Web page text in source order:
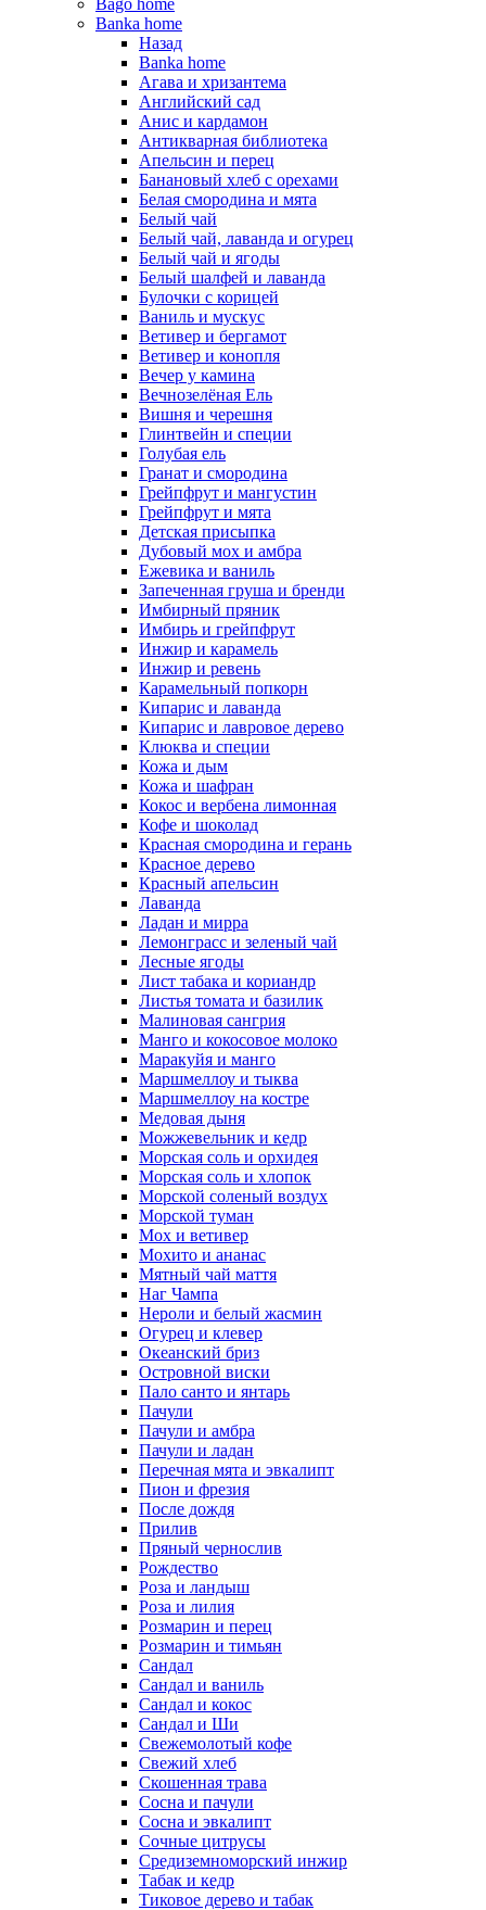
Bago home
Banka home
Назад
Banka home
Агава и хризантема
Английский сад
Анис и кардамон
Антикварная библиотека
Апельсин и перец
Банановый хлеб с орехами
Белая смородина и мята
Белый чай
Белый чай, лаванда и огурец
Белый чай и ягоды
Белый шалфей и лаванда
Булочки с корицей
Ваниль и мускус
Ветивер и бергамот
Ветивер и конопля
Вечер у камина
Вечнозелёная Ель
Вишня и черешня
Глинтвейн и специи
Голубая ель
Гранат и смородина
Грейпфрут и мангустин
Грейпфрут и мята
Детская присыпка
Дубовый мох и амбра
Ежевика и ваниль
Запеченная груша и бренди
Имбирный пряник
Имбирь и грейпфрут
Инжир и карамель
Инжир и ревень
Карамельный попкорн
Кипарис и лаванда
Кипарис и лавровое дерево
Клюква и специи
Кожа и дым
Кожа и шафран
Кокос и вербена лимонная
Кофе и шоколад
Красная смородина и герань
Красное дерево
Красный апельсин
Лаванда
Ладан и мирра
Лемонграсс и зеленый чай
Лесные ягоды
Лист табака и кориандр
Листья томата и базилик
Малиновая сангрия
Манго и кокосовое молоко
Маракуйя и манго
Маршмеллоу и тыква
Маршмеллоу на костре
Медовая дыня
Можжевельник и кедр
Морская соль и орхидея
Морская соль и хлопок
Морской соленый воздух
Морской туман
Мох и ветивер
Мохито и ананас
Мятный чай маття
Наг Чампа
Нероли и белый жасмин
Огурец и клевер
Океанский бриз
Островной виски
Пало санто и янтарь
Пачули
Пачули и амбра
Пачули и ладан
Перечная мята и эвкалипт
Пион и фрезия
После дождя
Прилив
Пряный чернослив
Рождество
Роза и ландыш
Роза и лилия
Розмарин и перец
Розмарин и тимьян
Сандал
Сандал и ваниль
Сандал и кокос
Сандал и Ши
Свежемолотый кофе
Свежий хлеб
Скошенная трава
Сосна и пачули
Сосна и эвкалипт
Сочные цитрусы
Средиземноморский инжир
Табак и кедр
Тиковое дерево и табак